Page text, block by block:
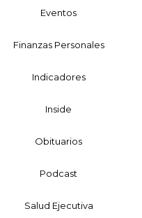
Eventos
Finanzas Personales
Indicadores
Inside
Obituarios
Podcast
Salud Ejecutiva